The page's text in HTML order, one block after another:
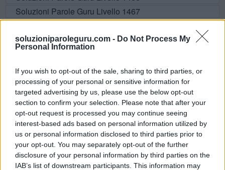
soluzioniparoleguru.com - Do Not Process My
Personal Information
If you wish to opt-out of the sale, sharing to third parties, or
processing of your personal or sensitive information for
targeted advertising by us, please use the below opt-out
section to confirm your selection. Please note that after your
opt-out request is processed you may continue seeing
interest-based ads based on personal information utilized by
us or personal information disclosed to third parties prior to
your opt-out. You may separately opt-out of the further
disclosure of your personal information by third parties on the
IAB’s list of downstream participants. This information may
Soluzioni Parole Guru Livello 1467
Soluzioni Parole Guru Livello 1469
Soluzioni Parole Guru Livello 1470
Soluzioni Parole Guru Livello 1471
Soluzioni Parole Guru Livello 1472
Soluzioni Parole Guru Livello 1473
Soluzioni Parole Guru Livello 1474
Soluzioni Parole Guru Livello 1475
Soluzioni Parole Guru Livello 1476
Sponsored Links